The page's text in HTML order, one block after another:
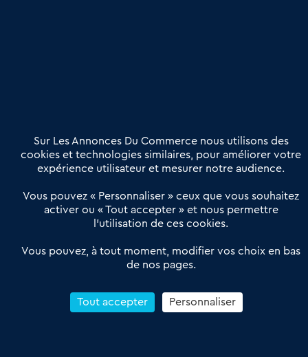
Offres Pro
Actualités
Qui sommes nous ?
Derniers articles
Réseau 3C : un partenaire national dédié aux transactions
Petitscommerces : Un partenariat au service du commerce de
proximité et des territoires
Reprendre un Restaurant Rapide
Sur Les Annonces Du Commerce nous utilisons des
cookies et technologies similaires, pour améliorer votre
expérience utilisateur et mesurer notre audience.
Vous pouvez « Personnaliser » ceux que vous souhaitez
activer ou « Tout accepter » et nous permettre
l’utilisation de ces cookies.
Vous pouvez, à tout moment, modifier vos choix en bas
de nos pages.
Tout accepter Personnaliser